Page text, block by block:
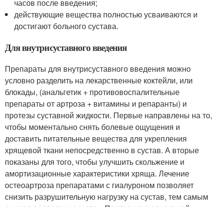
часов после введения;
действующие вещества полностью усваиваются и
достигают больного сустава.
Для внутрисуставного введения
Препараты для внутрисуставного введения можно
условно разделить на лекарственные коктейли, или
блокады, (анальгетик + противовоспалительные
препараты от артроза + витамины и репаранты) и
протезы суставной жидкости. Первые направлены на то,
чтобы моментально снять болевые ощущения и
доставить питательные вещества для укрепления
хрящевой ткани непосредственно в сустав. А вторые
показаны для того, чтобы улучшить скольжение и
амортизационные характеристики хряща. Лечение
остеоартроза препаратами с гиалуроном позволяет
снизить разрушительную нагрузку на сустав, тем самым